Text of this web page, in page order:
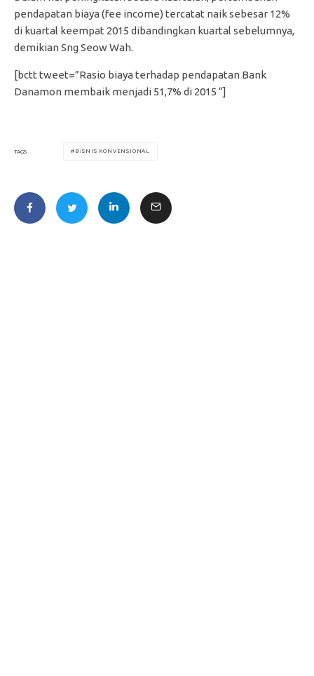
pendapatan biaya (fee income) tercatat naik sebesar 12%
di kuartal keempat 2015 dibandingkan kuartal sebelumnya,
demikian Sng Seow Wah.
[bctt tweet=”Rasio biaya terhadap pendapatan Bank
Danamon membaik menjadi 51,7% di 2015 “]
TAGS BISNIS KONVENSIONAL